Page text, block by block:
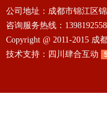
公司地址：成都市锦江区
咨询服务热线：
Copyright @ 2011-2015
技术支持： 四川肆合互动